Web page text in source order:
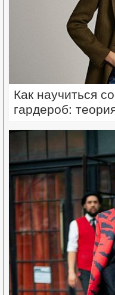
Как научиться
гардероб: